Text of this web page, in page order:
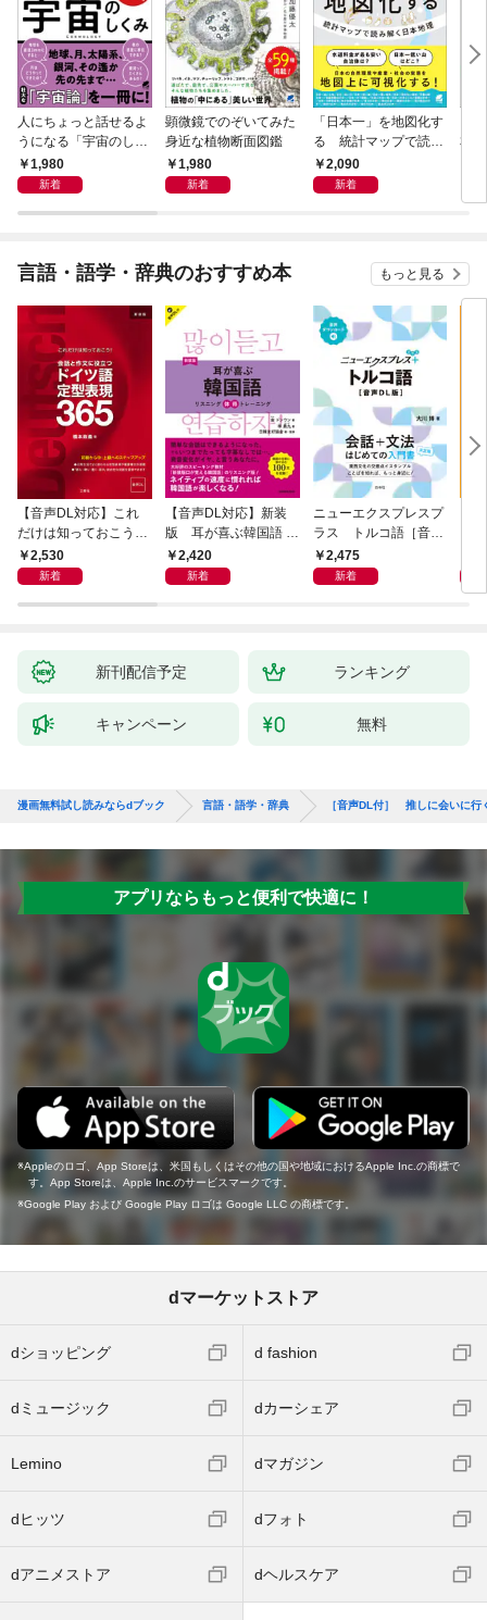
人にちょっと話せるよ
うになる「宇宙のしく
み」1,980
新着
顕微鏡でのぞいてみた
身近な植物断面図鑑
1,980
新着
「日本一」を地図化す
る 統計マップで読み
解く日本地理
2,090
新着
本
言語・語学・辞典のおすすめ本 もっと見る
【音声DL対応】これ
だけは知っておこう！
新装版 会話と作文に
役立つドイツ語定型表
2,530
新着
【音声DL対応】新装
版 耳が喜ぶ韓国語 リ
スニング体得トレーニ
ング
2,420
新着
ニューエクスプレスプ
ラス トルコ語［音声
DL版］
2,475
新着
新刊配信予定 ランキング
キャンペーン 無料
漫画無料試し読みならdブック 言語・語学・辞典 ［音声DL付］ 推しに会いに行
アプリならもっと便利で快適に！
Appleのロゴ、App Storeは、米国もしくはその他の国や地域におけるApple Inc.の商標で
す。App Storeは、Apple Inc.のサービスマークです。
Google Play および Google Play ロゴは Google LLC の商標です。
dマーケットストア
dショッピング d fashion
dミュージック dカーシェア
Lemino dマガジン
dヒッツ dフォト
dアニメストア dヘルスケア